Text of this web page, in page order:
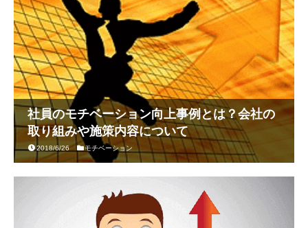
社員のモチベーション向上事例とは？会社の
取り組みや施策内容について
2018/6/26 モチベーション